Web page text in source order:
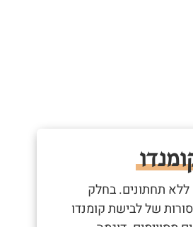
ללא תחתונים. בחלק
של לבישת קומנדו